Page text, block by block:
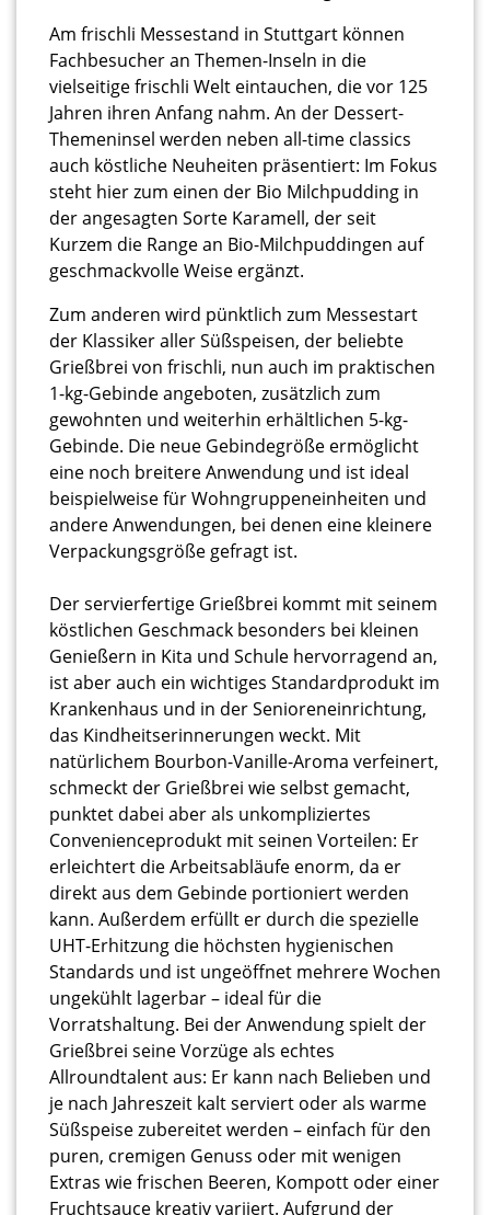
Am frischli Messestand in Stuttgart können
Fachbesucher an Themen-Inseln in die
vielseitige frischli Welt eintauchen, die vor 125
Jahren ihren Anfang nahm. An der Dessert-
Themeninsel werden neben all-time classics
auch köstliche Neuheiten präsentiert: Im Fokus
steht hier zum einen der Bio Milchpudding in
der angesagten Sorte Karamell, der seit
Kurzem die Range an Bio-Milchpuddingen auf
geschmackvolle Weise ergänzt.
Zum anderen wird pünktlich zum Messestart
der Klassiker aller Süßspeisen, der beliebte
Grießbrei von frischli, nun auch im praktischen
1-kg-Gebinde angeboten, zusätzlich zum
gewohnten und weiterhin erhältlichen 5-kg-
Gebinde. Die neue Gebindegröße ermöglicht
eine noch breitere Anwendung und ist ideal
beispielweise für Wohngruppeneinheiten und
andere Anwendungen, bei denen eine kleinere
Verpackungsgröße gefragt ist.
Der servierfertige Grießbrei kommt mit seinem
köstlichen Geschmack besonders bei kleinen
Genießern in Kita und Schule hervorragend an,
ist aber auch ein wichtiges Standardprodukt im
Krankenhaus und in der Senioreneinrichtung,
das Kindheitserinnerungen weckt. Mit
natürlichem Bourbon-Vanille-Aroma verfeinert,
schmeckt der Grießbrei wie selbst gemacht,
punktet dabei aber als unkompliziertes
Convenienceprodukt mit seinen Vorteilen: Er
erleichtert die Arbeitsabläufe enorm, da er
direkt aus dem Gebinde portioniert werden
kann. Außerdem erfüllt er durch die spezielle
UHT-Erhitzung die höchsten hygienischen
Standards und ist ungeöffnet mehrere Wochen
ungekühlt lagerbar – ideal für die
Vorratshaltung. Bei der Anwendung spielt der
Grießbrei seine Vorzüge als echtes
Allroundtalent aus: Er kann nach Belieben und
je nach Jahreszeit kalt serviert oder als warme
Süßspeise zubereitet werden – einfach für den
puren, cremigen Genuss oder mit wenigen
Extras wie frischen Beeren, Kompott oder einer
Fruchtsauce kreativ variiert. Aufgrund der